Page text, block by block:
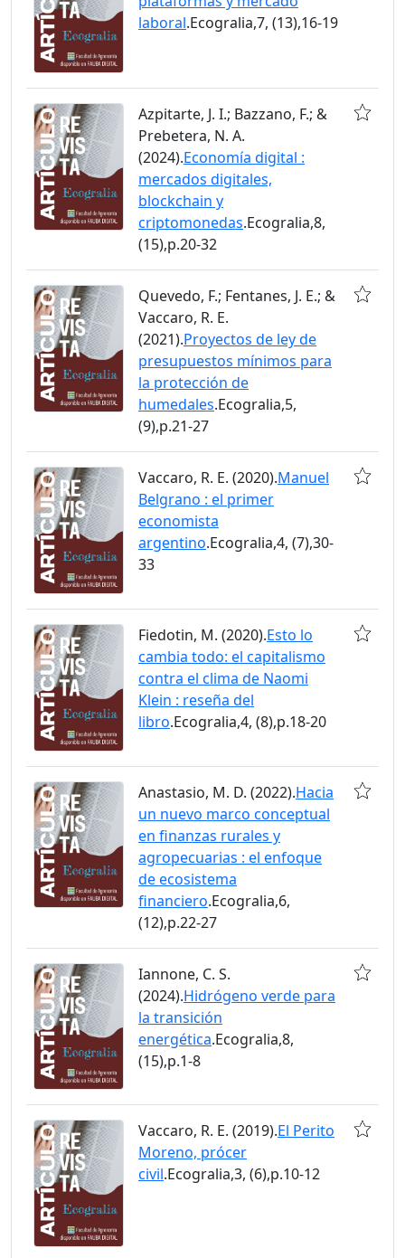
laboral.Ecogralia,7, (13),16-19
Azpitarte, J. I.; Bazzano, F.; &
Prebetera, N. A.
(2024).Economía digital :
mercados digitales,
blockchain y
criptomonedas.Ecogralia,8,
(15),p.20-32
Quevedo, F.; Fentanes, J. E.; &
Vaccaro, R. E.
(2021).Proyectos de ley de
presupuestos mínimos para
la protección de
humedales.Ecogralia,5,
(9),p.21-27
Vaccaro, R. E. (2020).Manuel
Belgrano : el primer
economista
argentino.Ecogralia,4, (7),30-
33
Fiedotin, M. (2020).Esto lo
cambia todo: el capitalismo
contra el clima de Naomi
Klein : reseña del
libro.Ecogralia,4, (8),p.18-20
Anastasio, M. D. (2022).Hacia
un nuevo marco conceptual
en finanzas rurales y
agropecuarias : el enfoque
de ecosistema
financiero.Ecogralia,6,
(12),p.22-27
Iannone, C. S.
(2024).Hidrógeno verde para
la transición
energética.Ecogralia,8,
(15),p.1-8
Vaccaro, R. E. (2019).El Perito
Moreno, prócer
civil.Ecogralia,3, (6),p.10-12